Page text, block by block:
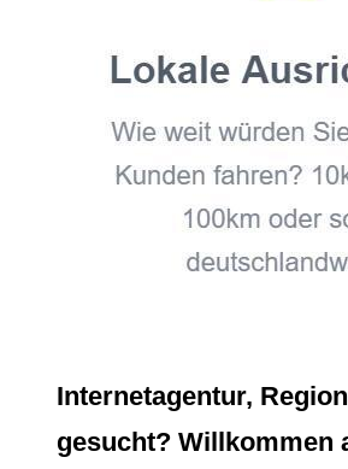
Internetagentur,
gesucht? Willkommen